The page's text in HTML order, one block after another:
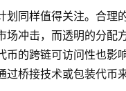
划同样值得关注。合理
场冲击，而透明的分配
币的跨链可访问性也影
过桥接技术或包装代币来